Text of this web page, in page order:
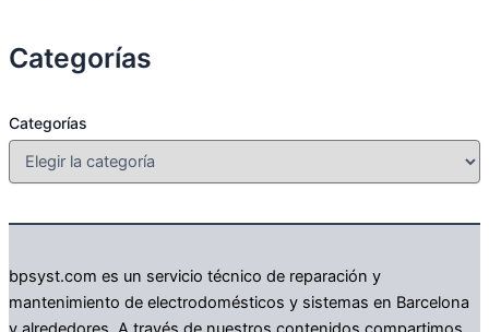
Categorías
Categorías
bpsyst.com es un servicio técnico de reparación y
mantenimiento de electrodomésticos y sistemas en Barcelona